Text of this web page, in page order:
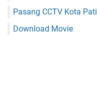
Pasang CCTV Kota Pati
Download Movie